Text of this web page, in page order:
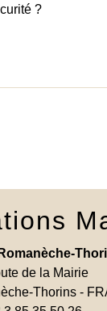
?
de la Mairie
Thorins -